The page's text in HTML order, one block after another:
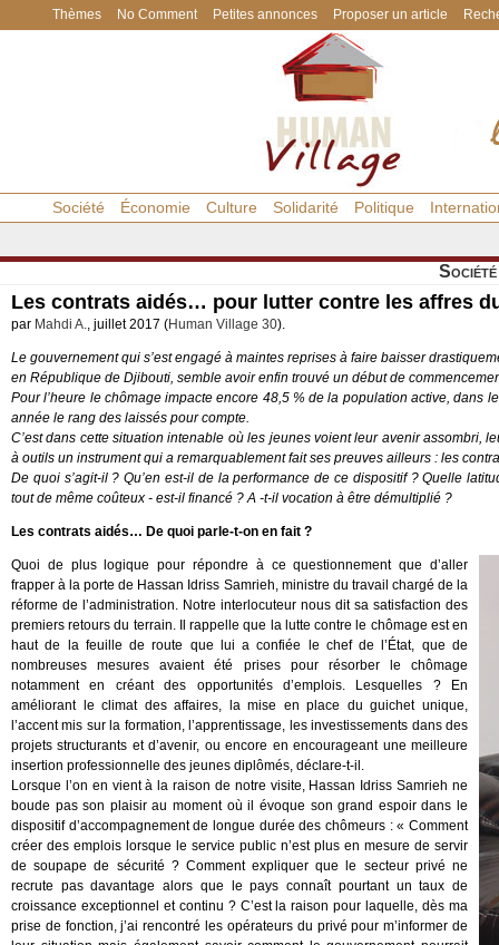
Thèmes No Comment Petites annonces Proposer un article
Société Économie Culture Solidarité Politique
Société
Les contrats aidés… pour lutter contre les affres
par Mahdi A., juillet 2017 (Human Village 30).
Le gouvernement qui s’est engagé à maintes reprises à faire baisser
en République de Djibouti, semble avoir enfin trouvé un début de
Pour l’heure le chômage impacte encore 48,5 % de la population active, dans
année le rang des laissés pour compte.
C’est dans cette situation intenable où les jeunes voient leur avenir assombri,
à outils un instrument qui a remarquablement fait ses preuves ailleurs : les
De quoi s’agit-il ? Qu’en est-il de la performance de ce dispositif ? Quelle
tout de même coûteux - est-il financé ? A -t-il vocation à être démultiplié ?
Les contrats aidés… De quoi parle-t-on en fait ?
Quoi de plus logique pour répondre à ce questionnement que d’aller
frapper à la porte de Hassan Idriss Samrieh, ministre du travail chargé de la
réforme de l’administration. Notre interlocuteur nous dit sa satisfaction des
premiers retours du terrain. Il rappelle que la lutte contre le chômage est en
haut de la feuille de route que lui a confiée le chef de l’État, que de
nombreuses mesures avaient été prises pour résorber le chômage
notamment en créant des opportunités d’emplois. Lesquelles ? En
améliorant le climat des affaires, la mise en place du guichet unique,
l’accent mis sur la formation, l’apprentissage, les investissements dans des
projets structurants et d’avenir, ou encore en encourageant une meilleure
insertion professionnelle des jeunes diplômés, déclare-t-il.
Lorsque l’on en vient à la raison de notre visite, Hassan Idriss Samrieh ne
boude pas son plaisir au moment où il évoque son grand espoir dans le
dispositif d’accompagnement de longue durée des chômeurs : « Comment
créer des emplois lorsque le service public n’est plus en mesure de servir
de soupape de sécurité ? Comment expliquer que le secteur privé ne
recrute pas davantage alors que le pays connaît pourtant un taux de
croissance exceptionnel et continu ? C’est la raison pour laquelle, dès ma
prise de fonction, j’ai rencontré les opérateurs du privé pour m’informer de